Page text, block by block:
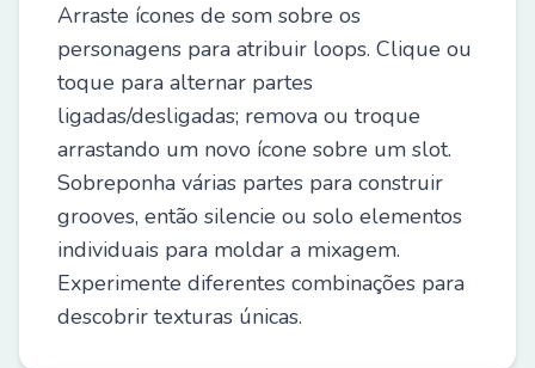
Arraste ícones de som sobre os
personagens para atribuir loops. Clique ou
toque para alternar partes
ligadas/desligadas; remova ou troque
arrastando um novo ícone sobre um slot.
Sobreponha várias partes para construir
grooves, então silencie ou solo elementos
individuais para moldar a mixagem.
Experimente diferentes combinações para
descobrir texturas únicas.